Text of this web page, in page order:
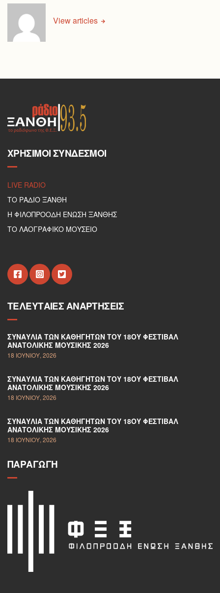
View articles
ΧΡΉΣΙΜΟΙ ΣΎΝΔΕΣΜΟΙ
LIVE RADIO
ΤΟ ΡΑΔΙΟ ΞΑΝΘΗ
Η ΦΙΛΟΠΡΟΟΔΗ ΕΝΩΣΗ ΞΑΝΘΗΣ
ΤΟ ΛΑΟΓΡΑΦΙΚΟ ΜΟΥΣΕΙΟ
ΤΕΛΕΥΤΑΊΕΣ ΑΝΑΡΤΉΣΕΙΣ
ΣΥΝΑΥΛΊΑ ΤΩΝ ΚΑΘΗΓΗΤΏΝ ΤΟΥ 18ΟΥ ΦΕΣΤΙΒΆΛ
ΑΝΑΤΟΛΙΚΉΣ ΜΟΥΣΙΚΉΣ 2026
18 ΙΟΥΝΊΟΥ, 2026
ΣΥΝΑΥΛΊΑ ΤΩΝ ΚΑΘΗΓΗΤΏΝ ΤΟΥ 18ΟΥ ΦΕΣΤΙΒΆΛ
ΑΝΑΤΟΛΙΚΉΣ ΜΟΥΣΙΚΉΣ 2026
18 ΙΟΥΝΊΟΥ, 2026
ΣΥΝΑΥΛΊΑ ΤΩΝ ΚΑΘΗΓΗΤΏΝ ΤΟΥ 18ΟΥ ΦΕΣΤΙΒΆΛ
ΑΝΑΤΟΛΙΚΉΣ ΜΟΥΣΙΚΉΣ 2026
18 ΙΟΥΝΊΟΥ, 2026
ΠΑΡΑΓΩΓΉ